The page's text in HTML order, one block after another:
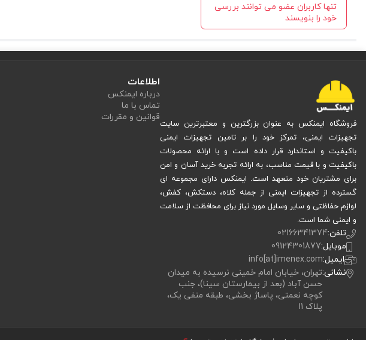
تنها کاربران عضو می توانند بررسی
خود را بنویسند
فروشگاه ایمنکس به عنوان بزرگترین و معتبرترین سایت
تجهیزات ایمنی، تمرکز خود را بر تامین تجهیزات ایمنی
باکیفیت و استاندارد قرار داده است و با ارائه محصولات
باکیفیت و با قیمت مناسب، به ارائه تجربه خرید آسان و امن
برای مشتریان خود متعهد است. ایمنکس دارای مجموعه ای
گسترده از تجهیزات ایمنی از جمله کلاه، دستکش، کفش،
لوازم حفاظتی و سایر وسایل مورد نیاز برای محافظت از سلامت
و ایمنی شما است.
تلفن:02166341374
موبایل:09124301877
ایمیل:info[at]imenex.com
نشانی:تهران، خیابان امام خمینی نرسیده به میدان
حسن آباد (بعد از بیمارستان سینا)، جنب
کوچه نعمتی، پاساژ بخشی، طبقه منفی یک،
پلاک 11
اطلاعات
درباره ایمنکس
تماس با ما
قوانین و مقررات